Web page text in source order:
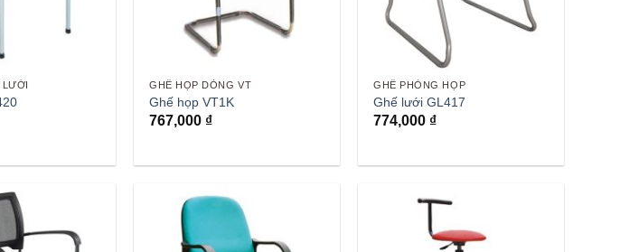
GHẾ HỌP DÒNG VT
Ghế họp VT1K
767,000 ₫
GHẾ PHÒNG HỌP
Ghế lưới GL417
774,000 ₫